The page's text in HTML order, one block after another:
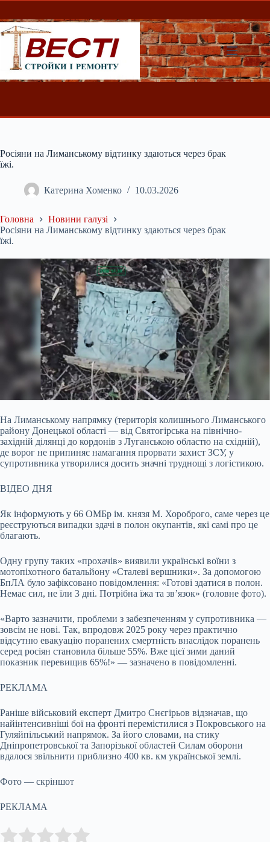
Перейти
вмісту
Росіяни на Лиманському відтинку здаються через брак
їжі.
Катерина Хоменко 10.03.2026
Головна
Новини галузі
Росіяни на Лиманському відтинку здаються через брак
їжі.
На Лиманському напрямку (територія колишнього Лиманського
району Донецької області — від Святогірська на північно-
західній ділянці до кордонів з Луганською областю на східній),
де ворог не припиняє намагання прорвати захист ЗСУ, у
супротивника утворилися досить значні труднощі з логістикою.
ВІДЕО ДНЯ
Як інформують у 66 ОМБр ім. князя М. Хороброго, саме через це
реєструються випадки здачі в полон окупантів, які самі про це
благають.
Одну групу таких «прохачів» виявили українські воїни з
мотопіхотного батальйону «Сталеві вершники». За допомогою
БпЛА було зафіксовано повідомлення: «Готові здатися в полон.
Немає сил, не їли 3 дні. Потрібна їжа та зв’язок» (головне фото).
«Варто зазначити, проблеми з забезпеченням у супротивника —
зовсім не нові. Так, впродовж 2025 року через практично
відсутню евакуацію поранених смертність внаслідок поранень
серед росіян становила більше 55%. Вже цієї зими даний
показник перевищив 65%!» — зазначено в повідомленні.
РЕКЛАМА
Раніше військовий експерт Дмитро Снєгірьов відзначав, що
найінтенсивніші бої на фронті перемістилися з Покровського на
Гуляйпільський напрямок. За його словами, на стику
Дніпропетровської та Запорізької областей Силам оборони
вдалося звільнити приблизно 400 кв. км української землі.
Фото — скріншот
РЕКЛАМА
Rate this item: